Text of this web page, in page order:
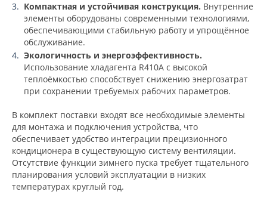
Компактная и устойчивая конструкция. Внутренние
элементы оборудованы современными технологиями,
обеспечивающими стабильную работу и упрощённое
обслуживание.
Экологичность и энергоэффективность.
Использование хладагента R410A с высокой
теплоёмкостью способствует снижению энергозатрат
при сохранении требуемых рабочих параметров.
В комплект поставки входят все необходимые элементы
для монтажа и подключения устройства, что
обеспечивает удобство интеграции прецизионного
кондиционера в существующую систему вентиляции.
Отсутствие функции зимнего пуска требует тщательного
планирования условий эксплуатации в низких
температурах круглый год.